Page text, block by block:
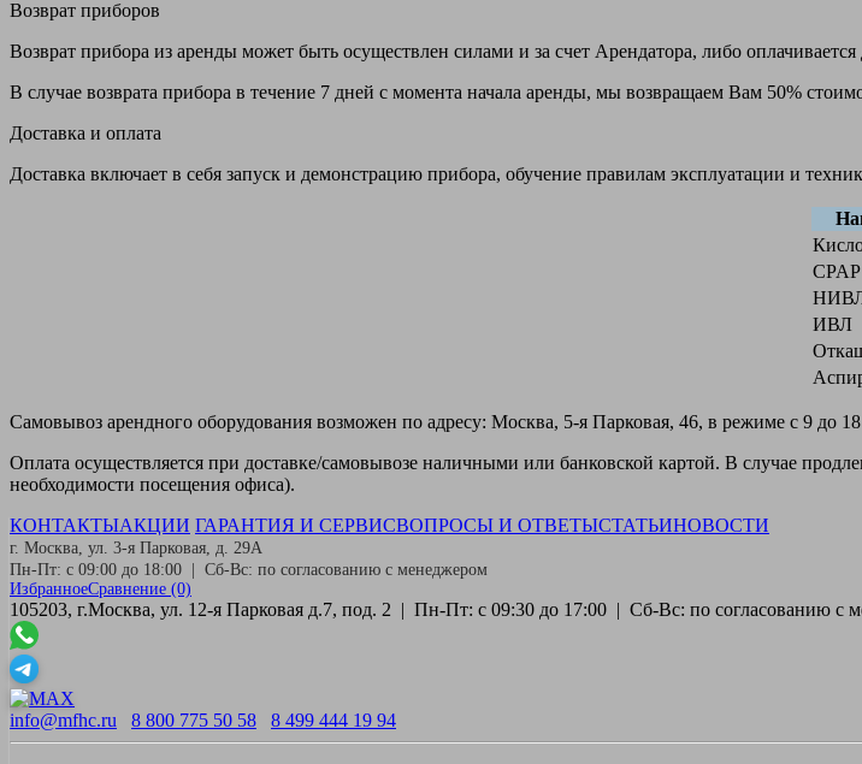
Возврат приборов
Возврат прибора из аренды может быть осуществлен силами и за счет Арендатора, либо
В случае возврата прибора в течение 7 дней с момента начала аренды, мы возвращаем Вам 50%
Доставка и оплата
Доставка включает в себя запуск и демонстрацию прибора, обучение правилам эксплуатации и
CPAP
ИВЛ
Самовывоз арендного оборудования возможен по адресу: Москва, 5-я Парковая, 46, в режиме с 9 до
Оплата осуществляется при доставке/самовывозе наличными или банковской картой. В случае
необходимости посещения офиса).
КОНТАКТЫАКЦИИ ГАРАНТИЯ И СЕРВИСВОПРОСЫ И ОТВЕТЫСТАТЬИНОВОСТИ
г. Москва, ул. 3-я Парковая, д. 29А
Пн-Пт: с 09:00 до 18:00 | Сб-Вс: по согласованию с менеджером
ИзбранноеСравнение (0)
105203, г.Москва, ул. 12-я Парковая д.7, под. 2 | Пн-Пт: с 09:30 до 17:00 | Сб-Вс: по согласованию с
info@mfhc.ru 8 800 775 50 58 8 499 444 19 94